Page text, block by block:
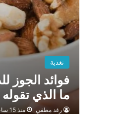
تغذية
فوائد الجوز
ما الذي
رغد مطفي منذ 15 ساعة